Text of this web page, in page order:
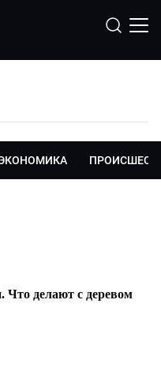
Что делают с деревом